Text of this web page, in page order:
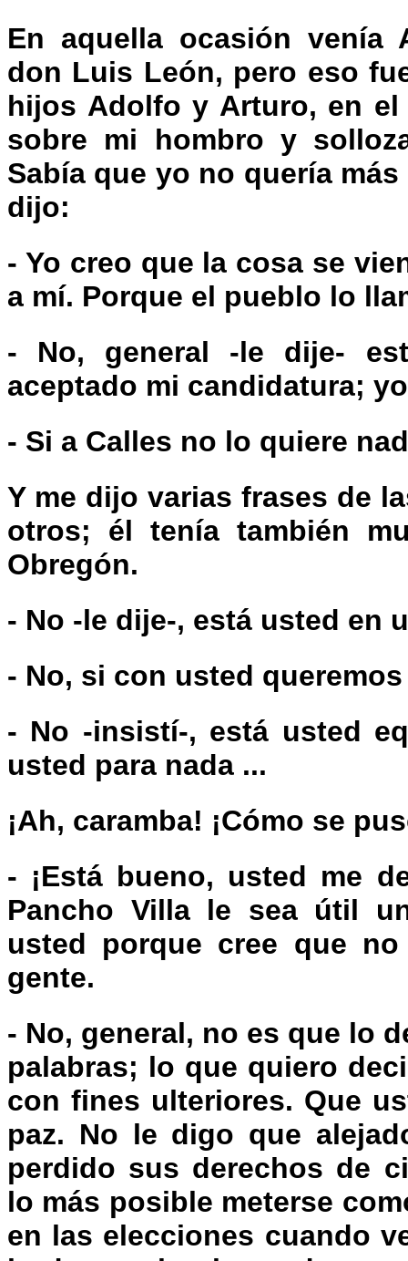
En aquella ocasión venía
don Luis León, pero eso
hijos Adolfo y Arturo, en
sobre mi hombro y
Sabía que yo no quería
dijo:
- Yo creo que la cosa se
a mí. Porque el pueblo lo
- No, general -le dije-
aceptado mi candidatura;
- Si a Calles no lo quiere
Y me dijo varias frases de
otros; él tenía también
Obregón.
- No -le dije-, está usted en
- No, si con usted
- No -insistí-, está usted
usted para nada ...
¡Ah, caramba! ¡Cómo se
- ¡Está bueno, usted me
Pancho Villa le sea útil
usted porque cree que
gente.
- No, general, no es que lo
palabras; lo que quiero
con fines ulteriores. Que
paz. No le digo que
perdido sus derechos de
lo más posible meterse
en las elecciones cuando